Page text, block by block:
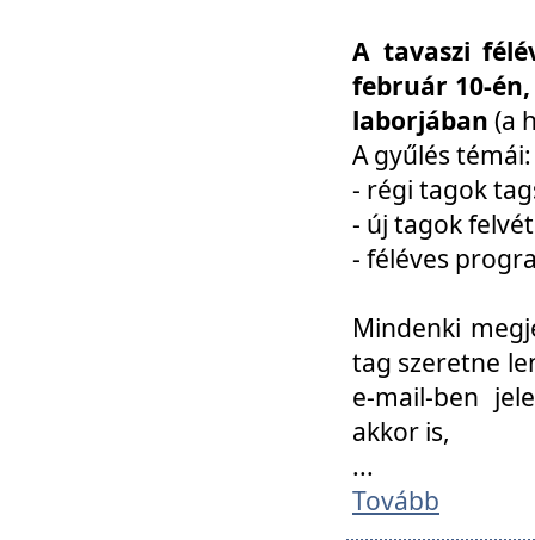
A tavaszi
február 10-
laborjában (a
A gyűlés témái:
- régi tagok
- új tagok
- féléves
Mindenki
tag szeretne
e-mail-ben
akkor is,
...
Tovább